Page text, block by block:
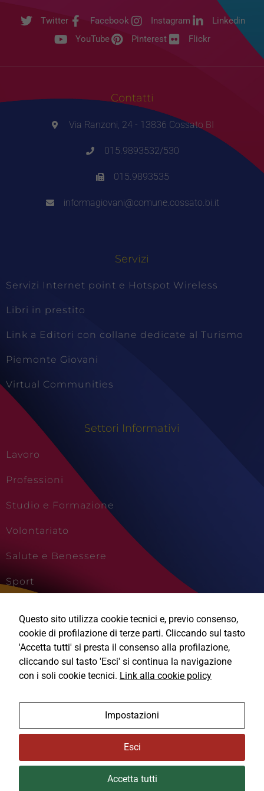
Twitter Facebook Instagram
Linkedin
YouTube
Pinterest Flickr
Contatti
Via Ranzoni, 24 - 13836 Cossato BI
015.9893532/530
015.9893535
informagiovani@comune.cossato.bi.it
Servizi
Servizi Internet point e Hotspot Wireless
Libri in prestito
Link a Editori con collane dedicate al Turismo
Piemonte Giovani
Virtual Communities
Settori Informativi
Lavoro
Professioni
Studio e Formazione
Volontariato
Salute e Benessere
Sport
Viaggi e Vacanze
Ⓒ2026, Technical Design s.r.l.
Informativa Privacy
Cookie Policy
Questo sito utilizza cookie tecnici e, previo consenso,
cookie di profilazione di terze parti. Cliccando sul tasto
'Accetta tutti' si presta il consenso alla profilazione,
cliccando sul tasto 'Esci' si continua la navigazione
con i soli cookie tecnici. Link alla cookie policy
Impostazioni
Esci
Accetta tutti